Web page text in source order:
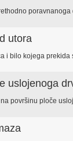
utora
i bilo kojega
uslojenoga
površinu ploče